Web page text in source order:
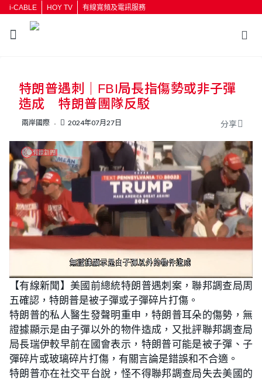
i-CABLE HOY TV 有線寬頻及電訊服務
按輸入鍵開始搜尋
特朗普遇刺｜FBI局長指傷勢或非子彈
造成 特朗普團隊反駁
兩岸國際 2024年07月27日 分享
n
m
t
e
o
a
d
e
d
:
5
8
.
7
0
%
【有線新聞】美國前總統特朗普遇刺案，聯邦調查局周
五確認，特朗普是被子彈或子彈碎片打傷。
特朗普的私人醫生發聲明重申，特朗普耳朵的傷勢，無
證據顯示是由子彈以外的物件造成，又批評聯邦調查局
局長瑞伊較早前在國會表示，特朗普可能是被子彈、子
彈碎片或玻璃碎片打傷，有關言論是錯誤和不合適。
特朗普亦在社交平台說，怪不得聯邦調查局失去美國的